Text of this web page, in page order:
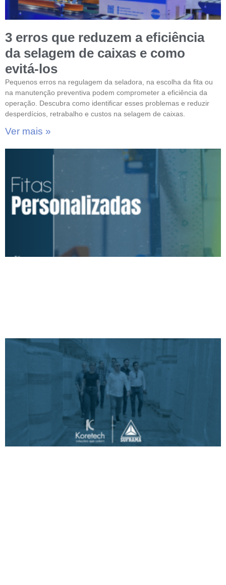
3 erros que reduzem a eficiência
da selagem de caixas e como
evitá-los
Pequenos erros na regulagem da seladora, na escolha da fita ou
na manutenção preventiva podem comprometer a eficiência da
operação. Descubra como identificar esses problemas e reduzir
desperdícios, retrabalho e custos na selagem de caixas.
Ver mais »